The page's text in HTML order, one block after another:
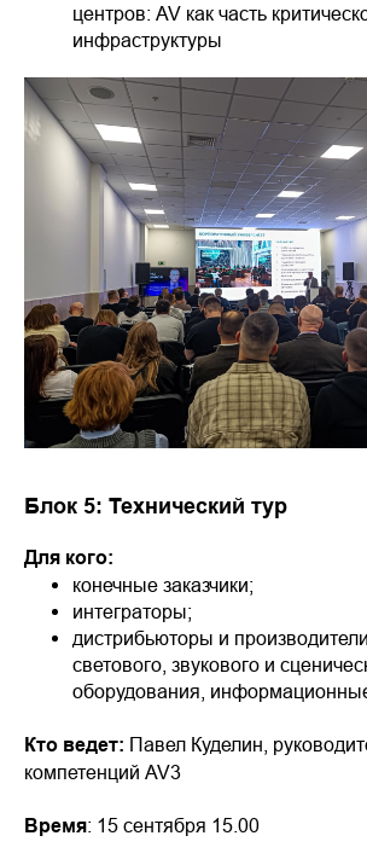
центров: AV как часть
инфраструктуры
Блок 5: Технический тур
Для кого:
конечные заказчики;
интеграторы;
дистрибьюторы и
светового, звукового и
оборудования,
Кто ведет: Павел Куделин,
компетенций AV3
Время: 15 сентября 15.00